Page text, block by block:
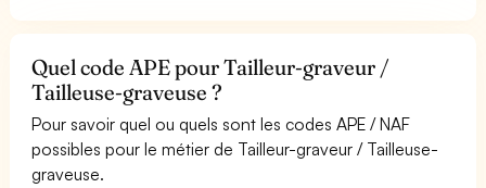
Quel code APE pour Tailleur-graveur /
Tailleuse-graveuse ?
Pour savoir quel ou quels sont les codes APE / NAF
possibles pour le métier de Tailleur-graveur / Tailleuse-
graveuse.